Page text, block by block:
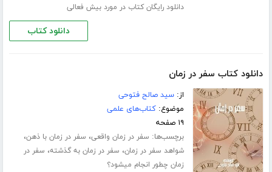
دانلود رایگان کتاب در مورد بیش فعالی
دانلود کتاب
دانلود کتاب سفر در زمان
از:سید صالح فتوحی
موضوع:کتاب‌های علمی
۱۹ صفحه
برچسب‌ها: سفر در زمان واقعی، سفر در زمان با ذهن،
شواهد سفر در زمان، سفر در زمان به گذشته، سفر در
زمان چطور انجام میشود؟